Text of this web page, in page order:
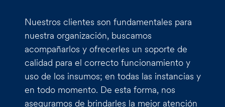
Nuestros clientes son fundamentales para
nuestra organización, buscamos
acompañarlos y ofrecerles un soporte de
calidad para el correcto funcionamiento y
uso de los insumos; en todas las instancias y
en todo momento. De esta forma, nos
aseguramos de brindarles la mejor atención